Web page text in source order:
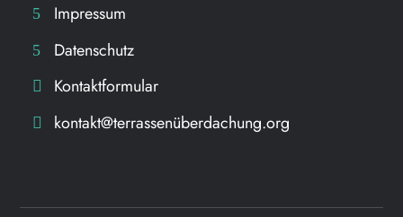
Impressum
Datenschutz
Kontaktformular
kontakt@terrassenüberdachung.org